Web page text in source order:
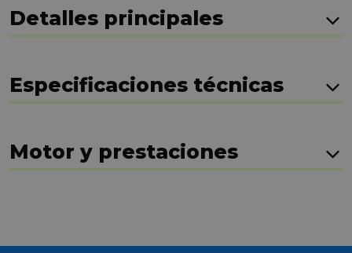
Detalles principales
Especificaciones técnicas
Motor y prestaciones